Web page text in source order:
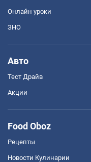
Онлайн уроки
ЗНО
Авто
Тест Драйв
Акции
Food Oboz
Рецепты
Новости Кулинарии